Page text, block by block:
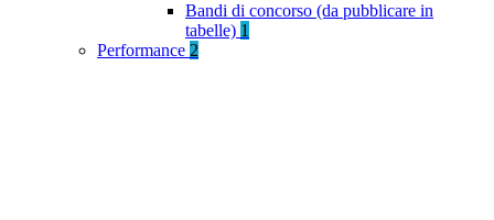
Bandi di concorso (da pubblicare in
tabelle) 1
Performance 2